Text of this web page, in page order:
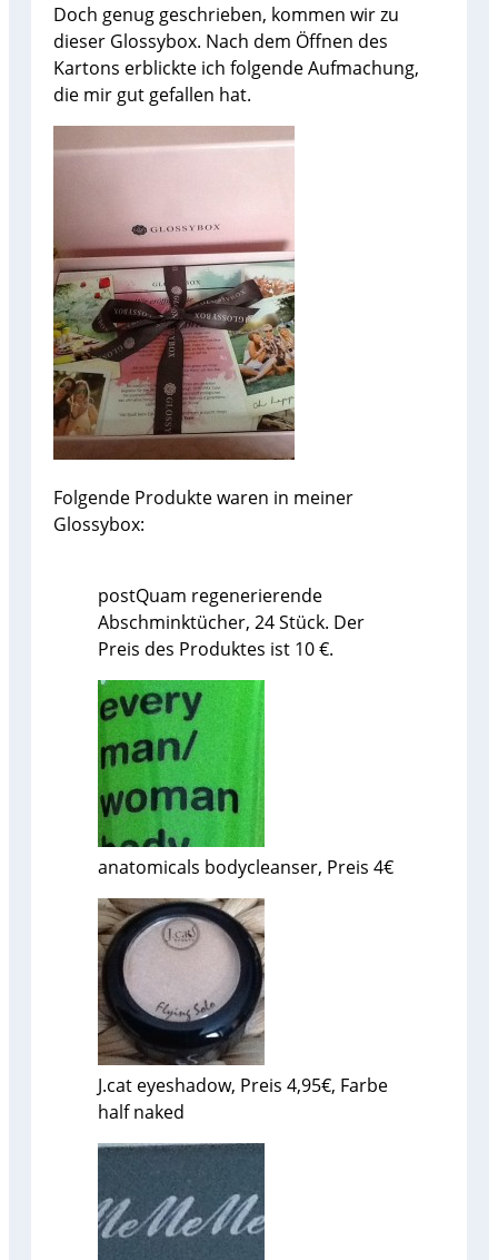
Doch genug geschrieben, kommen wir zu
dieser Glossybox. Nach dem Öffnen des
Kartons erblickte ich folgende Aufmachung,
die mir gut gefallen hat.
Folgende Produkte waren in meiner
Glossybox:
postQuam regenerierende
Abschminktücher, 24 Stück. Der
Preis des Produktes ist 10 €.
anatomicals bodycleanser, Preis 4€
J.cat eyeshadow, Preis 4,95€, Farbe
half naked